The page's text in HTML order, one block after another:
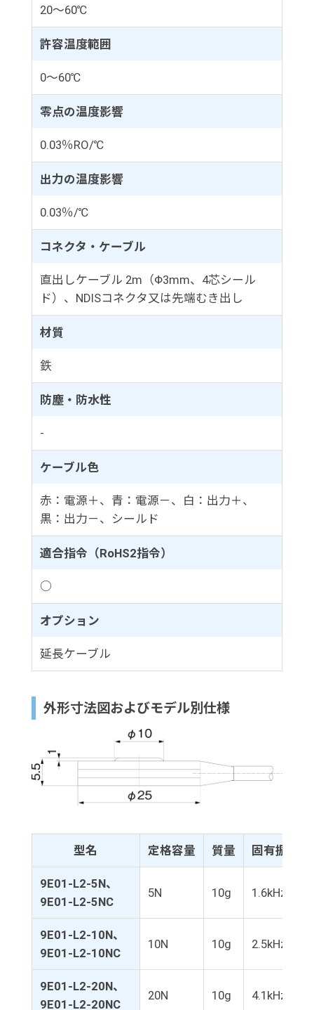
20～60℃
許容温度範囲
0～60℃
零点の温度影響
0.03％RO/℃
出力の温度影響
0.03％/℃
コネクタ・ケーブル
直出しケーブル 2m（Φ3mm、4芯シール
ド）、NDISコネクタ又は先端むき出し
材質
鉄
防塵・防水性
-
ケーブル色
赤：電源＋、青：電源－、白：出力＋、
黒：出力－、シールド
適合指令（RoHS2指令）
○
オプション
延長ケーブル
外形寸法図およびモデル別仕様
型名 定格容量 質量 固有振動数
9E01-L2-5N、
9E01-L2-5NC
5N 10g 1.6kHz
9E01-L2-10N、
9E01-L2-10NC
10N 10g 2.5kHz
9E01-L2-20N、
9E01-L2-20NC
20N 10g 4.1kHz